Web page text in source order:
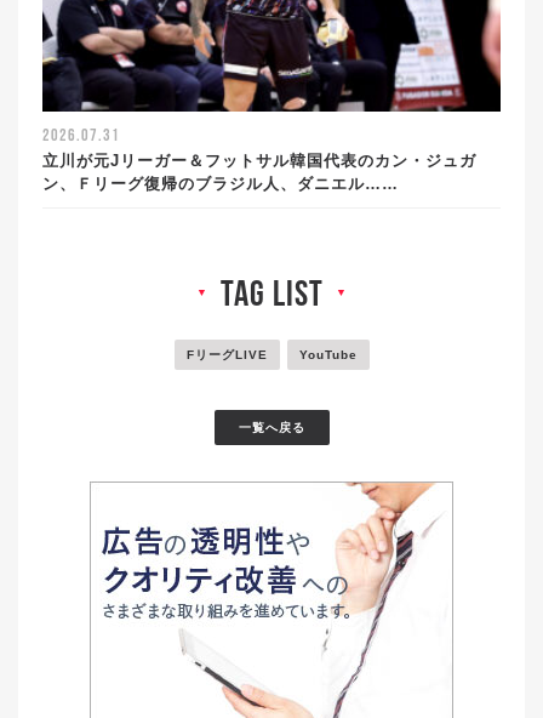
2026.07.31
立川が元Jリーガー＆フットサル韓国代表のカン・ジュガ
ン、Ｆリーグ復帰のブラジル人、ダニエル……
▼ tag list ▼
FリーグLIVE YouTube
一覧へ戻る